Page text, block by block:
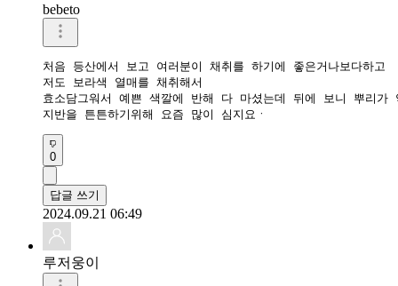
bebeto
처음 등산에서 보고 여러분이 채취를 하기에 좋은거나보다하고
저도 보라색 열매를 채취해서
효소담그워서 예쁜 색깔에 반해 다 마셨는데 뒤에 보니 뿌리가
지반을 튼튼하기위해 요즘 많이 심지요ㆍ
0
답글 쓰기
2024.09.21 06:49
루저웅이